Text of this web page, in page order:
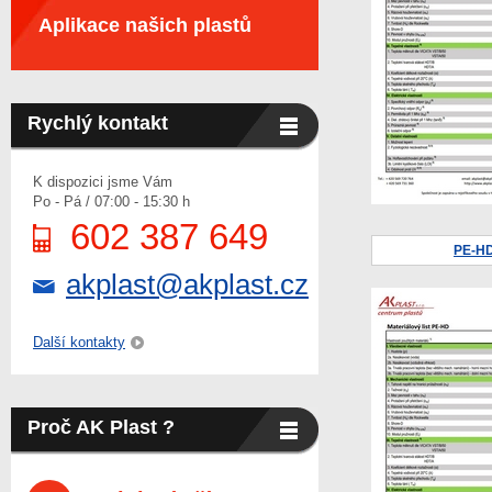
PE-
Aplikace našich plastů
Rychlý kontakt
K dispozici jsme Vám
Po - Pá / 07:00 - 15:30 h
602 387 649
akplast@akplast.cz
Další kontakty
Proč AK Plast ?